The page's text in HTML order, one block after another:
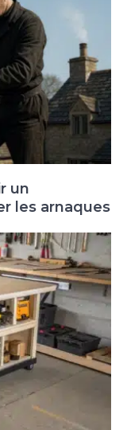
un
les arnaques